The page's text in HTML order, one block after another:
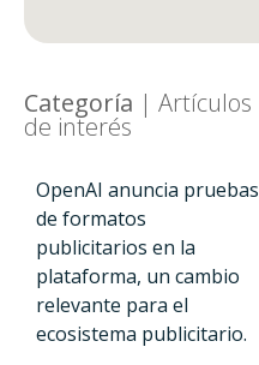
Categoría | Artículos
de interés
OpenAI anuncia pruebas
de formatos
publicitarios en la
plataforma, un cambio
relevante para el
ecosistema publicitario.